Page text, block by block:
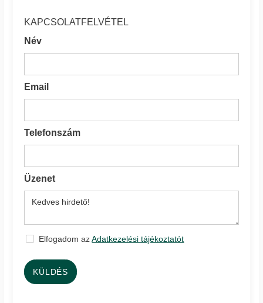
KAPCSOLATFELVÉTEL
Név
Email
Telefonszám
Üzenet
Elfogadom azAdatkezelési tájékoztatót
KÜLDÉS